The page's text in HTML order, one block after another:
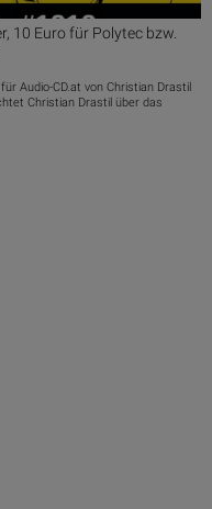
10 Euro für Polytec bzw.
Audio-CD.at von Christian Drastil
Christian Drastil über das